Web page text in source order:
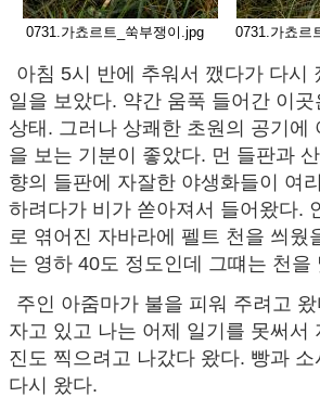
0731.가쵸르트_쑥부쟁이.jpg 0731.가쵸르
아침 5시 반에 추워서 깼다가 다시
일을 보았다. 약간 움푹 들어간 이
상태. 그러나 상쾌한 초원의 공기
을 보는 기분이 좋았다. 먼 들판과
향의 들판에 자잘한 야생화들이 여
하려다가 비가 쏟아져서 들어왔다.
로 엮어진 자바라에 펠트 천을 씌
는 영하 40도 정도인데 그떄는 천
주인 아줌마가 불을 피워 주려고
자고 있고 나는 어제 일기를 못써
진도 찍으려고 나갔다 왔다. 빵과
다시 왔다.